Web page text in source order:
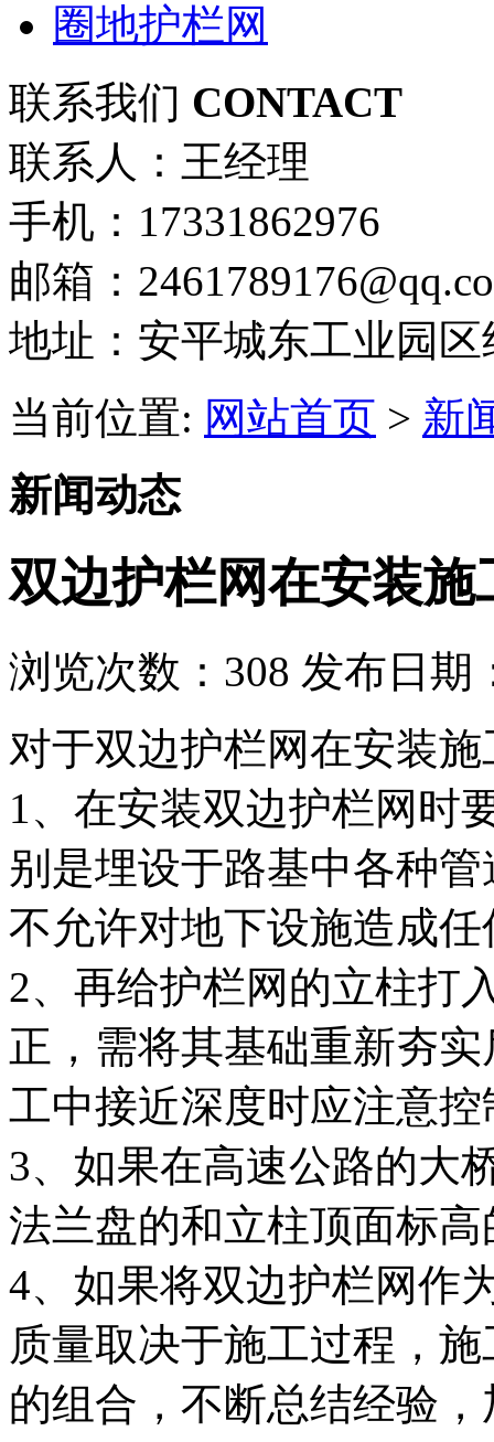
圈地护栏网
联系我们 CONTACT
联系人：王经理
手机：17331862976
邮箱：
地址：安平城东工业园区
当前位置: 网站首页 > 新
新闻动态
双边护栏网在安装
浏览次数： 308 发布日期
对于双边护栏网在安装
1、在安装双边护栏网时
别是埋设于路基中各种
不允许对地下设施造成
2、再给护栏网的立柱打
正，需将其基础重新夯
工中接近深度时应注意
3、如果在高速公路的大
法兰盘的和立柱顶面标
4、如果将双边护栏网作
质量取决于施工过程，
的组合，不断总结经验